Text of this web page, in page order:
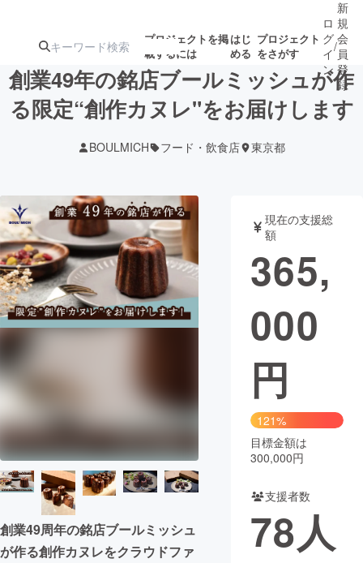
プロジェクトを掲
載するには
はじ
める
プロジェクト
をさがす
ターン
ジェクト
募集終了が近いプ
ロジェクト
アート・写真 音楽
テクノロジー・ガジェット ゲーム・サ
映像・映画
まちづくり・地域活性化
CAMPFIRE Creation
CAMPFIREふるさと納税machi-ya コミュニティ
ロ
グ
イ
ン
/
新
規
会
員
登
録
創業49年の銘店ブールミッシュが作
る限定“創作カヌレ"をお届けします
BOULMICH フード・飲食店 東京都
創業49周年の銘店ブールミッシュ
が作る創作カヌレをクラウドファ
現在の支援総
額
365,
000
円
121%
目標金額は
300,000円
支援者数
78人